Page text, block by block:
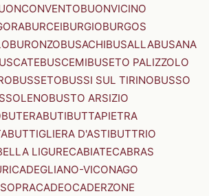
BUONVICINO
BURCEIBURGIOBURGOS
BURONZOBUSACHIBUSALLABUSANA
BUSCEMIBUSETO PALIZZOLO
BUSSETOBUSSI SUL TIRINOBUSSO
BUSTO ARSIZIO
BUTERABUTIBUTTAPIETRA
BUTTIGLIERA D'ASTIBUTTRIO
LIGURECABIATECABRAS
CADEGLIANO-VICONAGO
CADEOCADERZONE